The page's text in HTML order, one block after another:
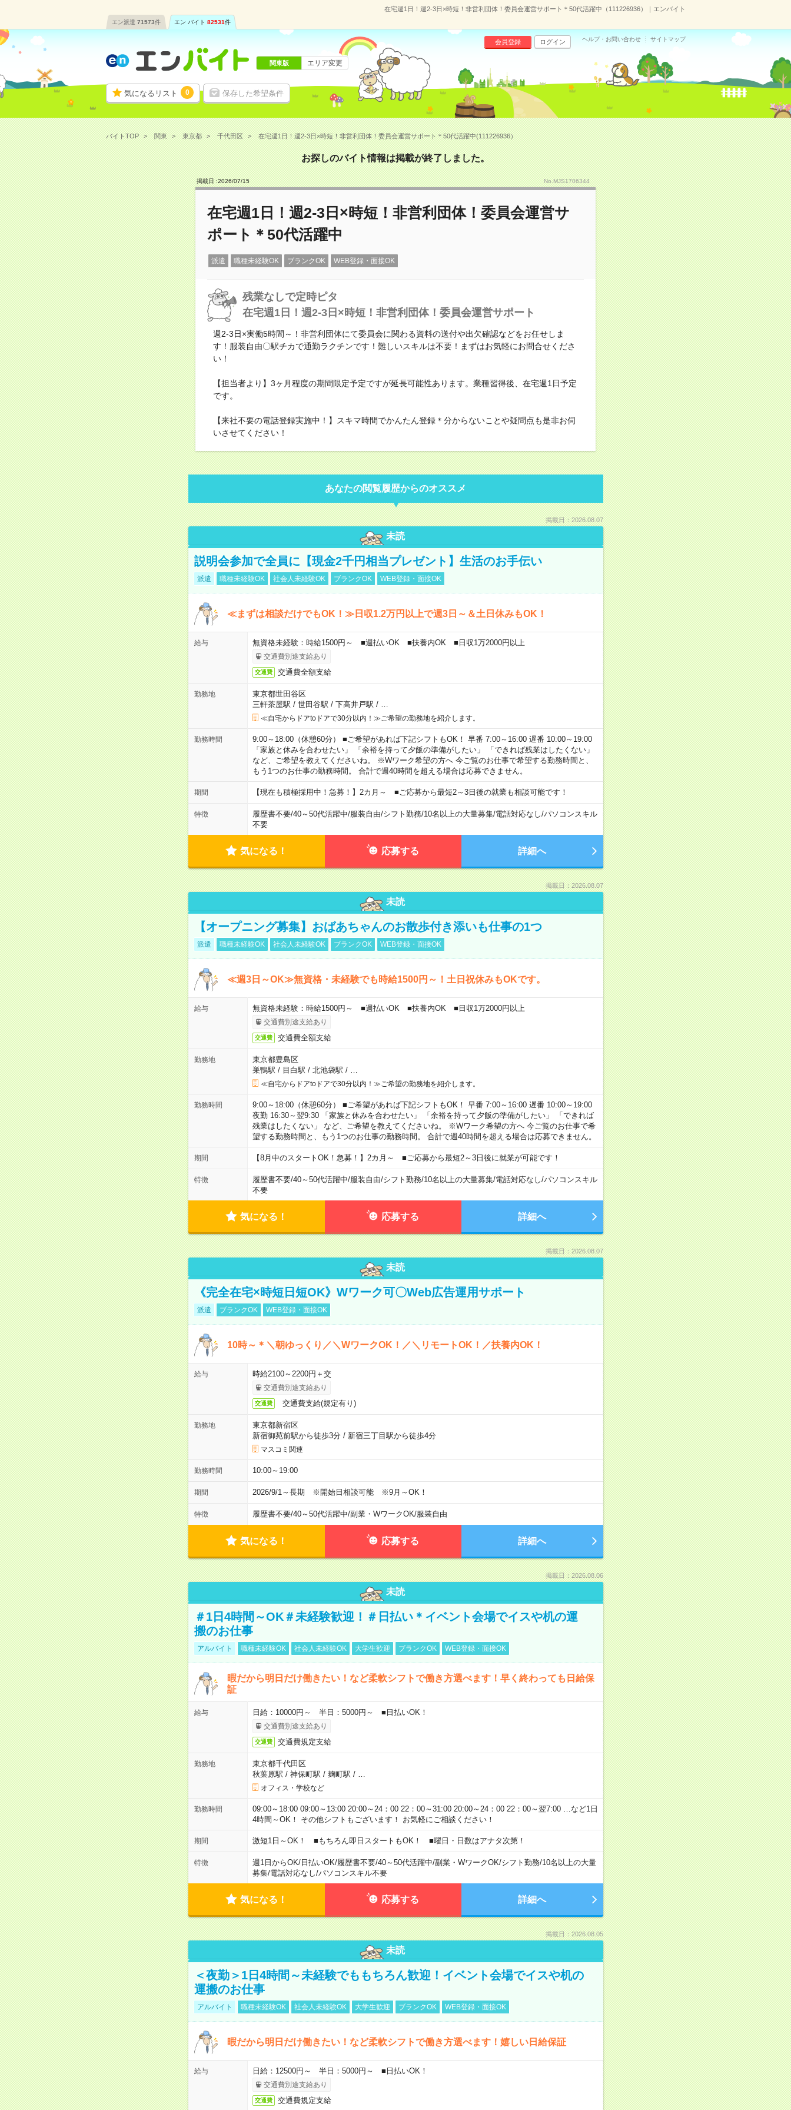
在宅週1日！週2-3日×時短！非営利団体！委員会運営サポート＊50代活躍中（111226936）｜エンバイト
エン派遣 71573件 エン バイト 82531件
気になるリスト 0 保存した希望条件
会員登録 ログイン ヘルプ・お問い合わせ サイトマップ
関東版 エリア変更
バイトTOP 関東 東京都 千代田区 在宅週1日！週2-3日×時短！非営利団体！委員会運営サポート＊50代活躍中(111226936）
お探しのバイト情報は掲載が終了しました。
掲載日 :2026/07/15 No.MJS1706344
在宅週1日！週2-3日×時短！非営利団体！委員会運営サ
ポート＊50代活躍中
派遣 職種未経験OK ブランクOK WEB登録・面接OK
残業なしで定時ピタ
在宅週1日！週2-3日×時短！非営利団体！委員会運営サポート
週2-3日×実働5時間～！非営利団体にて委員会に関わる資料の送付や出欠確認などをお任せしま
す！服装自由〇駅チカで通勤ラクチンです！難しいスキルは不要！まずはお気軽にお問合せくださ
い！
【担当者より】3ヶ月程度の期間限定予定ですが延長可能性あります。業種習得後、在宅週1日予定
です。
【来社不要の電話登録実施中！】スキマ時間でかんたん登録＊分からないことや疑問点も是非お伺
いさせてください！
あなたの閲覧履歴からのオススメ
掲載日：2026.08.07
未読
説明会参加で全員に【現金2千円相当プレゼント】生活のお手伝い
派遣 職種未経験OK 社会人未経験OK ブランクOK WEB登録・面接OK
≪まずは相談だけでもOK！≫日収1.2万円以上で週3日～＆土日休みもOK！
給与 無資格未経験：時給1500円～ ■週払いOK ■扶養内OK ■日収1万2000円以上
交通費別途支給あり
交通費 交通費全額支給
勤務地
東京都世田谷区
三軒茶屋駅 / 世田谷駅 / 下高井戸駅 /
≪自宅からドアtoドアで30分以内！≫ご希望の勤務地を紹介します。
勤務時間
9:00～18:00（休憩60分） ■ご希望があれば下記シフトもOK！ 早番 7:00～16:00 遅番 10:00～19:00
「家族と休みを合わせたい」 「余裕を持って夕飯の準備がしたい」 「できれば残業はしたくない」
など、ご希望を教えてくださいね。 ※Wワーク希望の方へ 今ご覧のお仕事で希望する勤務時間と、
もう1つのお仕事の勤務時間。 合計で週40時間を超える場合は応募できません。
期間 【現在も積極採用中！急募！】2カ月～ ■ご応募から最短2～3日後の就業も相談可能です！
特徴 履歴書不要/40～50代活躍中/服装自由/シフト勤務/10名以上の大量募集/電話対応なし/パソコンスキル
不要
気になる！ 応募する 詳細へ
掲載日：2026.08.07
未読
【オープニング募集】おばあちゃんのお散歩付き添いも仕事の1つ
派遣 職種未経験OK 社会人未経験OK ブランクOK WEB登録・面接OK
≪週3日～OK≫無資格・未経験でも時給1500円～！土日祝休みもOKです。
給与 無資格未経験：時給1500円～ ■週払いOK ■扶養内OK ■日収1万2000円以上
交通費別途支給あり
交通費 交通費全額支給
勤務地
東京都豊島区
巣鴨駅 / 目白駅 / 北池袋駅 /
≪自宅からドアtoドアで30分以内！≫ご希望の勤務地を紹介します。
勤務時間
9:00～18:00（休憩60分） ■ご希望があれば下記シフトもOK！ 早番 7:00～16:00 遅番 10:00～19:00
夜勤 16:30～翌9:30 「家族と休みを合わせたい」 「余裕を持って夕飯の準備がしたい」 「できれば
残業はしたくない」 など、ご希望を教えてくださいね。 ※Wワーク希望の方へ 今ご覧のお仕事で希
望する勤務時間と、もう1つのお仕事の勤務時間。 合計で週40時間を超える場合は応募できません。
期間 【8月中のスタートOK！急募！】2カ月～ ■ご応募から最短2～3日後に就業が可能です！
特徴 履歴書不要/40～50代活躍中/服装自由/シフト勤務/10名以上の大量募集/電話対応なし/パソコンスキル
不要
気になる！ 応募する 詳細へ
掲載日：2026.08.07
未読
《完全在宅×時短日短OK》Wワーク可〇Web広告運用サポート
派遣 ブランクOK WEB登録・面接OK
10時～＊＼朝ゆっくり／＼WワークOK！／＼リモートOK！／扶養内OK！
給与 時給2100～2200円＋交
交通費別途支給あり
交通費 交通費支給(規定有り)
勤務地
東京都新宿区
新宿御苑前駅から徒歩3分/ 新宿三丁目駅から徒歩4分
マスコミ関連
勤務時間 10:00～19:00
期間 2026/9/1～長期 ※開始日相談可能 ※9月～OK！
特徴 履歴書不要/40～50代活躍中/副業・WワークOK/服装自由
気になる！ 応募する 詳細へ
掲載日：2026.08.06
未読
＃1日4時間～OK＃未経験歓迎！＃日払い＊イベント会場でイスや机の運
搬のお仕事
アルバイト 職種未経験OK 社会人未経験OK 大学生歓迎 ブランクOK WEB登録・面接OK
暇だから明日だけ働きたい！など柔軟シフトで働き方選べます！早く終わっても日給保
証
給与 日給：10000円～ 半日：5000円～ ■日払いOK！
交通費別途支給あり
交通費 交通費規定支給
勤務地
東京都千代田区
秋葉原駅 / 神保町駅 / 麹町駅 /
オフィス・学校など
勤務時間
09:00～18:00 09:00～13:00 20:00～24：00 22：00～31:00 20:00～24：00 22：00～翌7:00 …など1日
4時間～OK！ その他シフトもございます！ お気軽にご相談ください！
期間 激短1日～OK！ ■もちろん即日スタートもOK！ ■曜日・日数はアナタ次第！
特徴 週1日からOK/日払いOK/履歴書不要/40～50代活躍中/副業・WワークOK/シフト勤務/10名以上の大量
募集/電話対応なし/パソコンスキル不要
気になる！ 応募する 詳細へ
掲載日：2026.08.05
未読
＜夜勤＞1日4時間～未経験でももちろん歓迎！イベント会場でイスや机の
運搬のお仕事
アルバイト 職種未経験OK 社会人未経験OK 大学生歓迎 ブランクOK WEB登録・面接OK
暇だから明日だけ働きたい！など柔軟シフトで働き方選べます！嬉しい日給保証
給与 日給：12500円～ 半日：5000円～ ■日払いOK！
交通費別途支給あり
交通費 交通費規定支給